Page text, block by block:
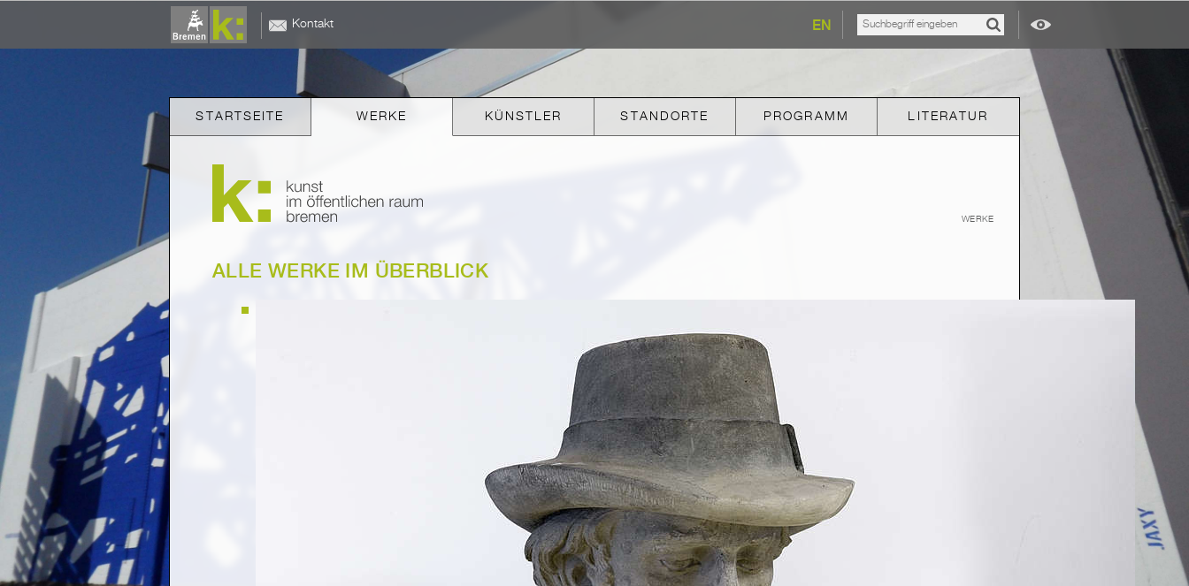
Kontakt EN
STARTSEITE WERKE KÜNSTLER STANDORTE PROGRAMM LITERATUR
WERKE
ALLE WERKE IM ÜBERBLICK